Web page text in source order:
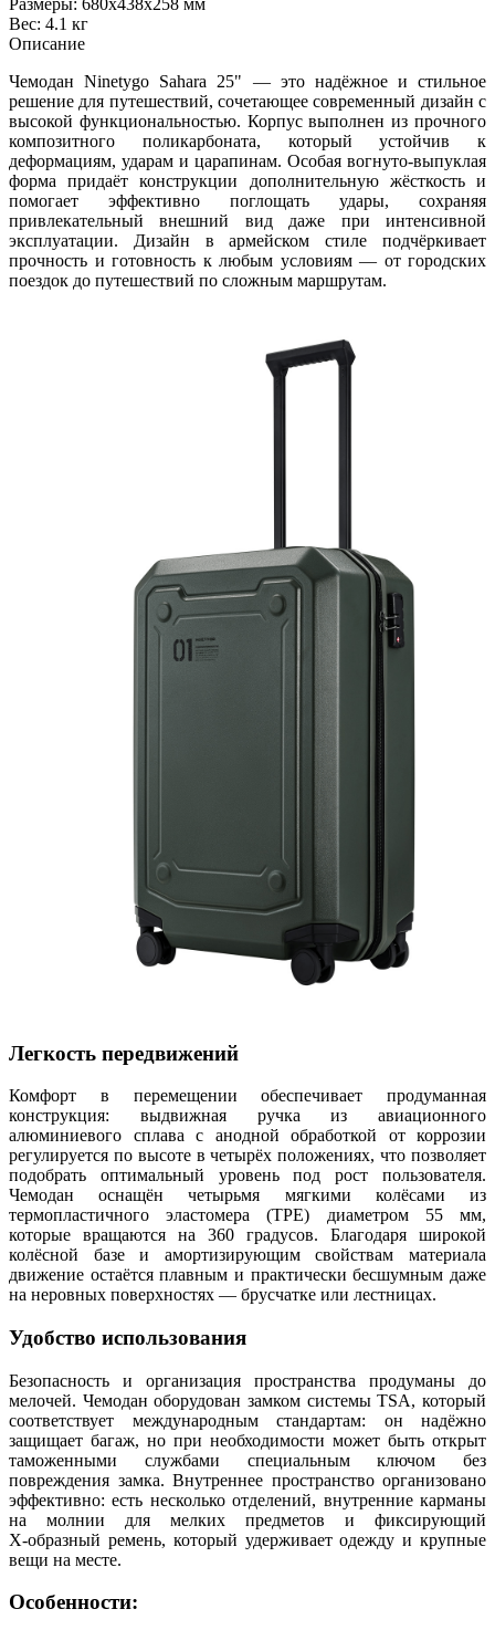
Вес: 4.1 кг
Описание
Чемодан Ninetygo Sahara 25" — это надёжное и стильное
решение для путешествий, сочетающее современный дизайн с
высокой функциональностью. Корпус выполнен из прочного
композитного поликарбоната, который устойчив к
деформациям, ударам и царапинам. Особая вогнуто‑выпуклая
форма придаёт конструкции дополнительную жёсткость и
помогает эффективно поглощать удары, сохраняя
привлекательный внешний вид даже при интенсивной
эксплуатации. Дизайн в армейском стиле подчёркивает
прочность и готовность к любым условиям — от городских
поездок до путешествий по сложным маршрутам.
Легкость передвижений
Комфорт в перемещении обеспечивает продуманная
конструкция: выдвижная ручка из авиационного
алюминиевого сплава с анодной обработкой от коррозии
регулируется по высоте в четырёх положениях, что позволяет
подобрать оптимальный уровень под рост пользователя.
Чемодан оснащён четырьмя мягкими колёсами из
термопластичного эластомера (TPE) диаметром 55 мм,
которые вращаются на 360 градусов. Благодаря широкой
колёсной базе и амортизирующим свойствам материала
движение остаётся плавным и практически бесшумным даже
на неровных поверхностях — брусчатке или лестницах.
Удобство использования
Безопасность и организация пространства продуманы до
мелочей. Чемодан оборудован замком системы TSA, который
соответствует международным стандартам: он надёжно
защищает багаж, но при необходимости может быть открыт
таможенными службами специальным ключом без
повреждения замка. Внутреннее пространство организовано
эффективно: есть несколько отделений, внутренние карманы
на молнии для мелких предметов и фиксирующий
Х‑образный ремень, который удерживает одежду и крупные
вещи на месте.
Особенности: